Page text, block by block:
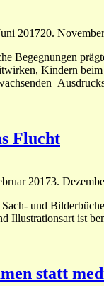
201720.
Begegnungen
Kindern
Flucht
20173.
und
Illustrationsart ist
statt